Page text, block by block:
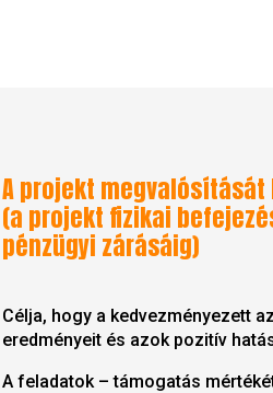
A projekt megvalósítását
(a projekt fizikai
pénzügyi zárásáig)
Célja, hogy a kedvezményezett
eredményeit és azok pozitív
A feladatok – támogatás